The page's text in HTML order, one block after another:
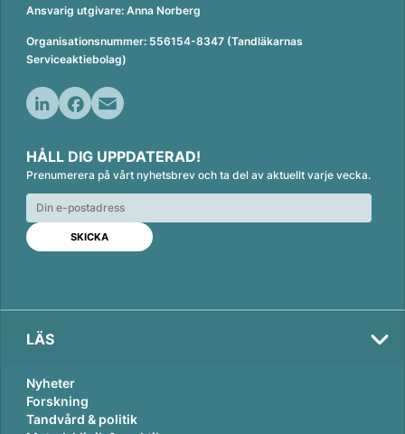
Ansvarig utgivare: Anna Norberg
Organisationsnummer: 556154-8347 (Tandläkarnas
Serviceaktiebolag)
n
k
e
d
n
c
e
b
o
o
k
a
i
l
HÅLL DIG UPPDATERAD!
Prenumerera på vårt nyhetsbrev och ta del av aktuellt varje vecka.
LÄS
Nyheter
Forskning
Tandvård & politik